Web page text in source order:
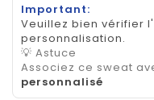
Important:
Veuillez bien vérifier
personnalisation.
💡 Astuce
Associez ce sweat
personnalisé